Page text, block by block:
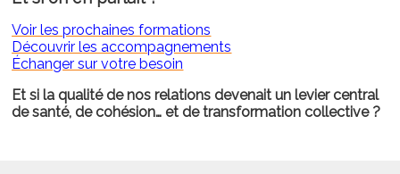
Voir les prochaines formations
Découvrir les accompagnements
Échanger sur votre besoin
Et si la qualité de nos relations devenait un levier central
de santé, de cohésion… et de transformation collective ?